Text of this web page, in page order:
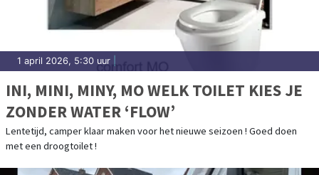
1 april 2026, 5:30 uur
INI, MINI, MINY, MO WELK TOILET KIES JE
ZONDER WATER ‘FLOW’
Lentetijd, camper klaar maken voor het nieuwe seizoen ! Goed doen
met een droogtoilet !